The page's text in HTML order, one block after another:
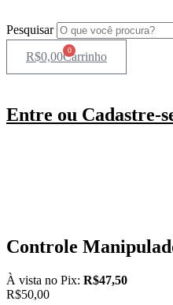
para
o
conteúdo
Pesquisar
R$0,00 0
Carrinho
Entre ou Cadastre-
Controle
À vista no Pix: R$47,50
R$50,00